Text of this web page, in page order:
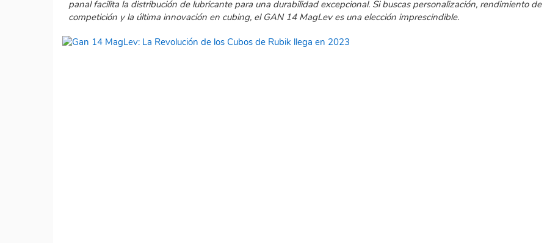
panal facilita la distribución de lubricante para una durabilidad excepcional. Si buscas personalización, rendimiento de
competición y la última innovación en cubing, el GAN 14 MagLev es una elección imprescindible.